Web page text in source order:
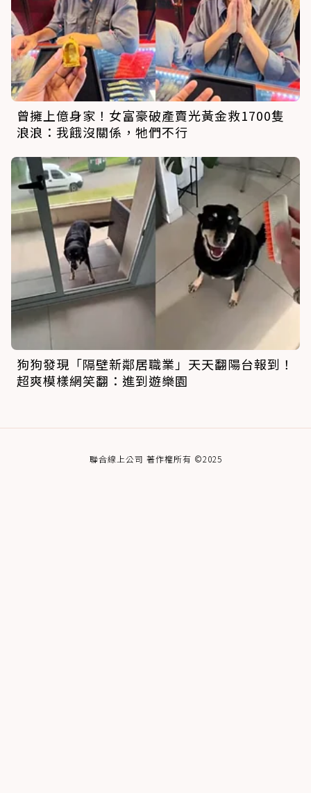
曾擁上億身家！女富豪破產賣光黃金救1700隻
浪浪：我餓沒關係，牠們不行
狗狗發現「隔壁新鄰居職業」天天翻陽台報到！
超爽模樣網笑翻：進到遊樂園
聯合線上公司 著作權所有 ©2025